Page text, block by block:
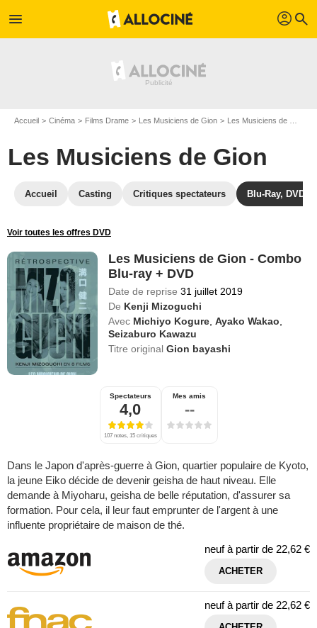
menu profil search
Accueil Cinéma Films Drame Les Musiciens de Gion Les Musiciens de Gion en Blu Ray
Les Musiciens de Gion
Accueil Casting Critiques spectateurs Blu-Ray, DVD
Voir toutes les offres DVD
Les Musiciens de Gion - Combo
Blu-ray + DVD
Date de reprise 31 juillet 2019
De Kenji Mizoguchi
Avec Michiyo Kogure ,Ayako Wakao
Seizaburo Kawazu
Titre originalGion bayashi
Spectateurs
4,0
107 notes, 15 critiques
Mes amis
--
Dans le Japon d'après-guerre à Gion, quartier populaire de Kyoto,
la jeune Eiko décide de devenir geisha de haut niveau. Elle
demande à Miyoharu, geisha de belle réputation, d'assurer sa
formation. Pour cela, il leur faut emprunter de l'argent à une
influente propriétaire de maison de thé.
neuf à partir de 22,62 €
ACHETER
neuf à partir de 22,62 €